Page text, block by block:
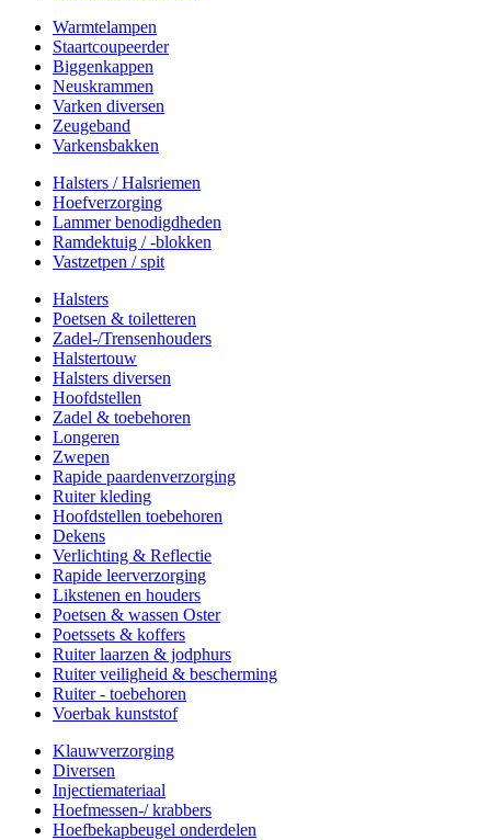
Warmtelampen
Staartcoupeerder
Biggenkappen
Neuskrammen
Varken diversen
Zeugeband
Varkensbakken
Halsters / Halsriemen
Hoefverzorging
Lammer benodigdheden
Ramdektuig / -blokken
Vastzetpen / spit
Halsters
Poetsen & toiletteren
Zadel-/Trensenhouders
Halstertouw
Halsters diversen
Hoofdstellen
Zadel & toebehoren
Longeren
Zwepen
Rapide paardenverzorging
Ruiter kleding
Hoofdstellen toebehoren
Dekens
Verlichting & Reflectie
Rapide leerverzorging
Likstenen en houders
Poetsen & wassen Oster
Poetssets & koffers
Ruiter laarzen & jodphurs
Ruiter veiligheid & bescherming
Ruiter - toebehoren
Voerbak kunststof
Klauwverzorging
Diversen
Injectiemateriaal
Hoefmessen-/ krabbers
Hoefbekapbeugel onderdelen